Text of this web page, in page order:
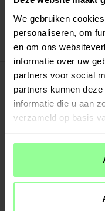
We gebruiken
personaliseren, om
en om ons
informatie over uw
partners voor social
partners kunnen
informatie die u aan
verzameld op basis
Veilig betalen
30 dagen
Art number:25152
PRODUCTBESCHRIJVING
Doorzichtige hybridcase voor
ontworpen om je telefoon
deze backcover case is
De hoeken van dit hoesje zijn